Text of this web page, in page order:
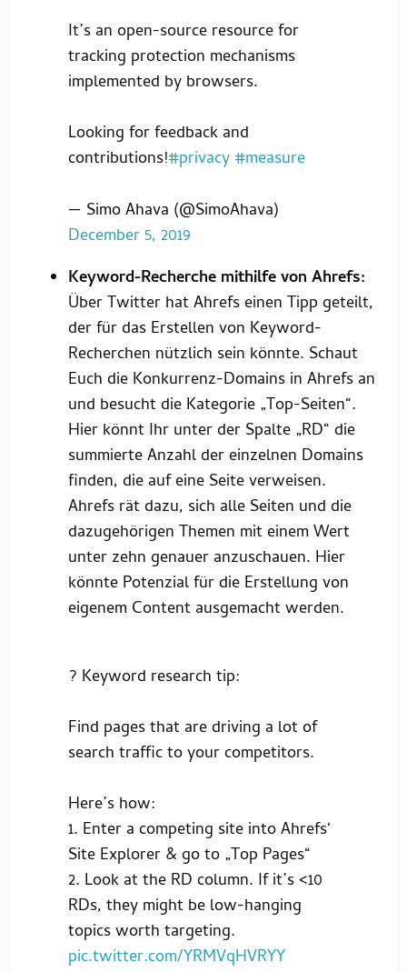
It’s an open-source resource for
tracking protection mechanisms
implemented by browsers.
Looking for feedback and
contributions!#privacy#measure
— Simo Ahava (@SimoAhava)
December 5, 2019
Keyword-Recherche mithilfe von Ahrefs:
Über Twitter hat Ahrefs einen Tipp geteilt,
der für das Erstellen von Keyword-
Recherchen nützlich sein könnte. Schaut
Euch die Konkurrenz-Domains in Ahrefs an
und besucht die Kategorie „Top-Seiten“.
Hier könnt Ihr unter der Spalte „RD“ die
summierte Anzahl der einzelnen Domains
finden, die auf eine Seite verweisen.
Ahrefs rät dazu, sich alle Seiten und die
dazugehörigen Themen mit einem Wert
unter zehn genauer anzuschauen. Hier
könnte Potenzial für die Erstellung von
eigenem Content ausgemacht werden.
? Keyword research tip:
Find pages that are driving a lot of
search traffic to your competitors.
Here’s how:
1. Enter a competing site into Ahrefs‘
Site Explorer & go to „Top Pages“
2. Look at the RD column. If it’s <10
RDs, they might be low-hanging
topics worth targeting.
pic.twitter.com/YRMVqHVRYY